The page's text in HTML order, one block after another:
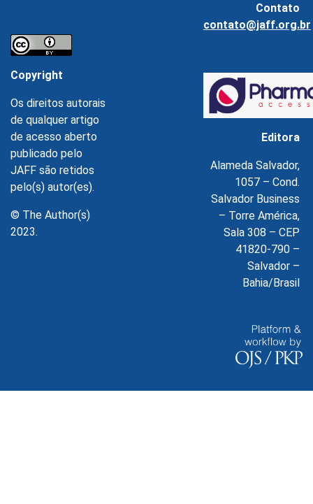
Copyright
Os direitos autorais
de qualquer artigo
de acesso aberto
publicado pelo
JAFF são retidos
pelo(s) autor(es).
© The Author(s)
2023.
Contato
contato@jaff.org.br
Editora
Alameda Salvador,
1057 – Cond.
Salvador Business
– Torre América,
Sala 308 – CEP
41820-790 –
Salvador –
Bahia/Brasil